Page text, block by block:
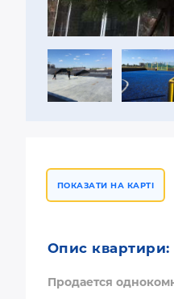
ПОКАЗАТИ НА КАРТІ
Опис квартири:
Продается